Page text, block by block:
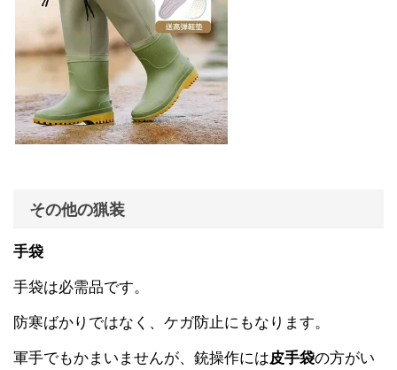
その他の猟装
手袋
手袋は必需品です。
防寒ばかりではなく、ケガ防止にもなります。
軍手でもかまいませんが、銃操作には皮手袋の方がい